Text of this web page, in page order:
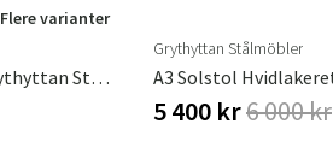
Flere varianter
A3 Solstol Olieret Eg Grythyttan Stålmöbler
Grythyttan Stålmöbler
5 400 kr6 000 kr